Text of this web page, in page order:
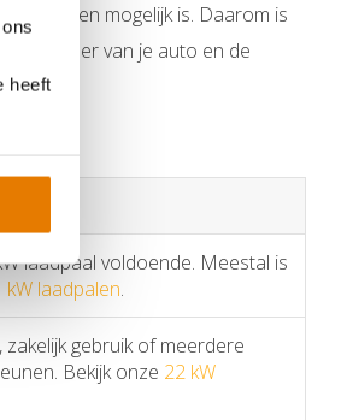
heeft
mogelijk is. Daarom is
van je auto en de
laadpaal voldoende. Meestal is
kW laadpalen.
gebruik of meerdere
Bekijk onze 22 kW